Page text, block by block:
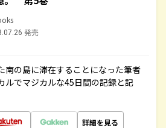
発売
南の島に滞在することになった筆者
ルでマジカルな45日間の記録と記
詳細を見る